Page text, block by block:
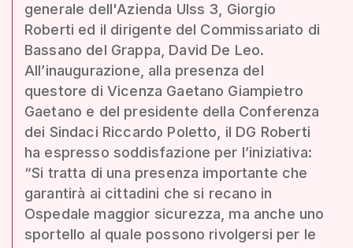
generale dell'Azienda Ulss 3, Giorgio
Roberti ed il dirigente del Commissariato di
Bassano del Grappa, David De Leo.
All’inaugurazione, alla presenza del
questore di Vicenza Gaetano Giampietro
Gaetano e del presidente della Conferenza
dei Sindaci Riccardo Poletto, il DG Roberti
ha espresso soddisfazione per l’iniziativa:
“Si tratta di una presenza importante che
garantirà ai cittadini che si recano in
Ospedale maggior sicurezza, ma anche uno
sportello al quale possono rivolgersi per le